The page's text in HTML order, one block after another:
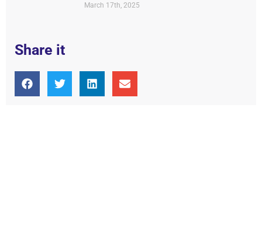
March 17th, 2025
Share it